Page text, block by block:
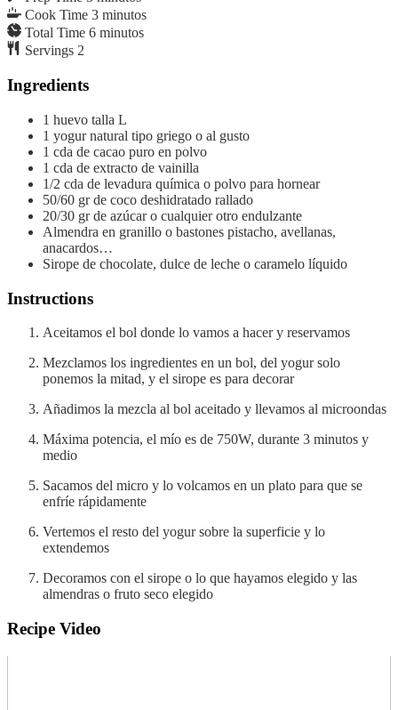
Cook Time 3 minutos
Total Time 6 minutos
Servings 2
Ingredients
1 huevo talla L
1 yogur natural tipo griego o al gusto
1 cda de cacao puro en polvo
1 cda de extracto de vainilla
1/2 cda de levadura química o polvo para hornear
50/60 gr de coco deshidratado rallado
20/30 gr de azúcaro cualquier otro endulzante
Almendra en granillo o bastones pistacho, avellanas,
anacardos…
Sirope de chocolate, dulce de leche o caramelo líquido
Instructions
Aceitamos el bol donde lo vamos a hacer y reservamos
Mezclamos los ingredientes en un bol, del yogur solo
ponemos la mitad, y el sirope es para decorar
Añadimos la mezcla al bol aceitado y llevamos al microondas
Máxima potencia, el mío es de 750W, durante 3 minutos y
medio
Sacamos del micro y lo volcamos en un plato para que se
enfríe rápidamente
Vertemos el resto del yogur sobre la superficie y lo
extendemos
Decoramos con el sirope o lo que hayamos elegido y las
almendras o fruto seco elegido
Recipe Video